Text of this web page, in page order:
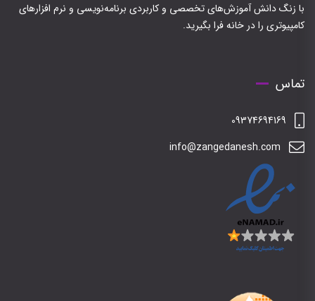
با زنگ دانش آموزش‌های تخصصی و کاربردی برنامه‌نویسی و نرم افزارهای
کامپیوتری را در خانه فرا بگیرید.
تماس
09374694169
info@zangedanesh.com